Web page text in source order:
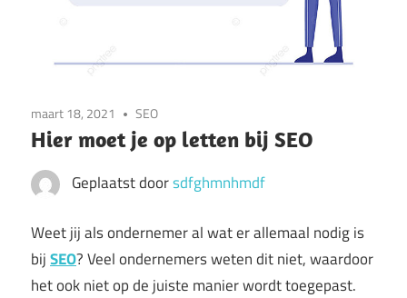
maart 18, 2021 SEO
Hier moet je op letten bij SEO
Geplaatst doorsdfghmnhmdf
Weet jij als ondernemer al wat er allemaal nodig is
bijSEO? Veel ondernemers weten dit niet, waardoor
het ook niet op de juiste manier wordt toegepast.